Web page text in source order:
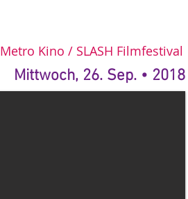
Mittwoch, 26. Sep. • 2018
Metro Kino / SLASH Filmfestival